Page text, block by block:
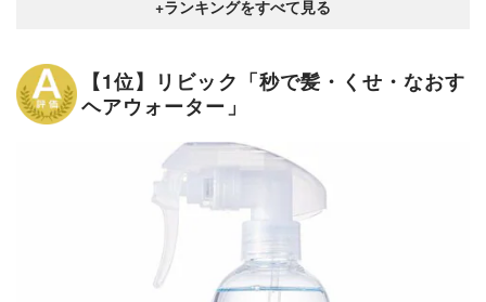
【1位】リビック「秒で髪・くせ・なおす
ヘアウォーター」